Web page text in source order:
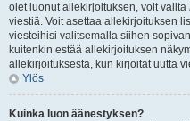
olet luonut allekirjoituksen, voit valita
viestiä. Voit asettaa allekirjoituksen
viesteihisi valitsemalla siihen
kuitenkin estää allekirjoituksen
allekirjoituksesta, kun kirjoitat uutta
Ylös
Kuinka luon äänestyksen?